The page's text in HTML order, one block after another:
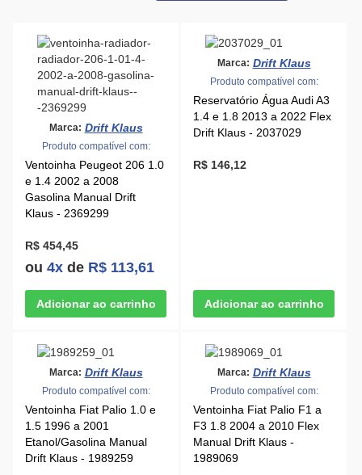
Marca: Drift Klaus
Produto compatível com:
Ventoinha Peugeot 206 1.0
e 1.4 2002 a 2008
Gasolina Manual Drift
Klaus - 2369299
R$ 454,45
ou 4x de R$ 113,61
Marca: Drift Klaus
Produto compatível com:
Reservatório Água Audi A3
1.4 e 1.8 2013 a 2022 Flex
Drift Klaus - 2037029
R$ 146,12
Marca: Drift Klaus
Produto compatível com:
Ventoinha Fiat Palio 1.0 e
1.5 1996 a 2001
Etanol/Gasolina Manual
Drift Klaus - 1989259
Marca: Drift Klaus
Produto compatível com:
Ventoinha Fiat Palio F1 a
F3 1.8 2004 a 2010 Flex
Manual Drift Klaus -
1989069